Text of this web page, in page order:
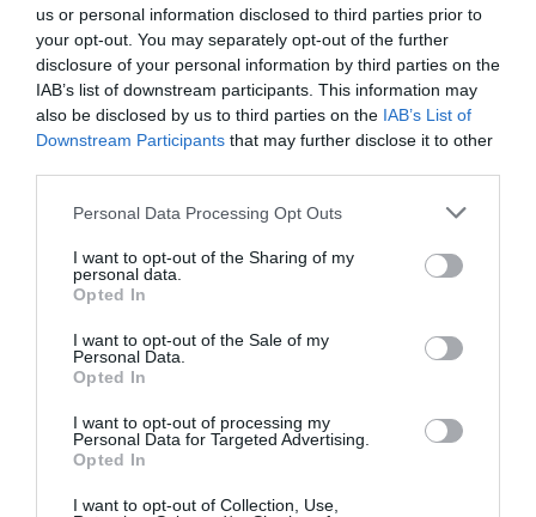
us or personal information disclosed to third parties prior to
your opt-out. You may separately opt-out of the further
disclosure of your personal information by third parties on the
IAB’s list of downstream participants. This information may
also be disclosed by us to third parties on the IAB’s List of
Downstream Participants that may further disclose it to other
Personal Data Processing Opt Outs
I want to opt-out of the Sharing of my
personal data.
Opted In
I want to opt-out of the Sale of my
Personal Data.
Opted In
I want to opt-out of processing my
Personal Data for Targeted Advertising.
Opted In
I want to opt-out of Collection, Use,
milieux sur lesquels concentrer les efforts majeurs
pour une intégration réussie. Les élèves étrangers
fréquentant les écoles secondaires du 1er et 2ème
cycle sont 351.138, et constituent une cible
scolaires »: près de 98.000 étudiants étrangers du
cycle secondaire ont redoublé une ou plusieurs
‘années: 7,5% au secondaire 1er degré (contre 2,1%
des Italiens) et 12,8% au secondaire 2ème degré
(contre 7,1% des Italiens).
« A côté d’un malaise social latent, il existe cependant
une vision positive du futur qui s’exprime dans la
volonté de poursuivre les études et choisir des